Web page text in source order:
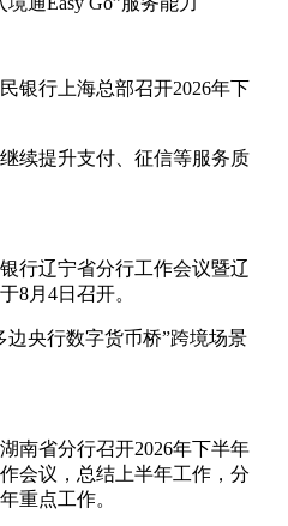
银行上海总部召开2026年下
续提升支付、征信等服务质
行辽宁省分行工作会议暨辽
8月4日召开。
边央行数字货币桥”跨境场景
南省分行召开2026年下半年
会议，总结上半年工作，分
重点工作。